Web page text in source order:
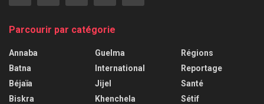
Parcourir par catégorie
Annaba
Batna
Béjaïa
Biskra
Guelma
International
Jijel
Khenchela
Régions
Reportage
Santé
Sétif